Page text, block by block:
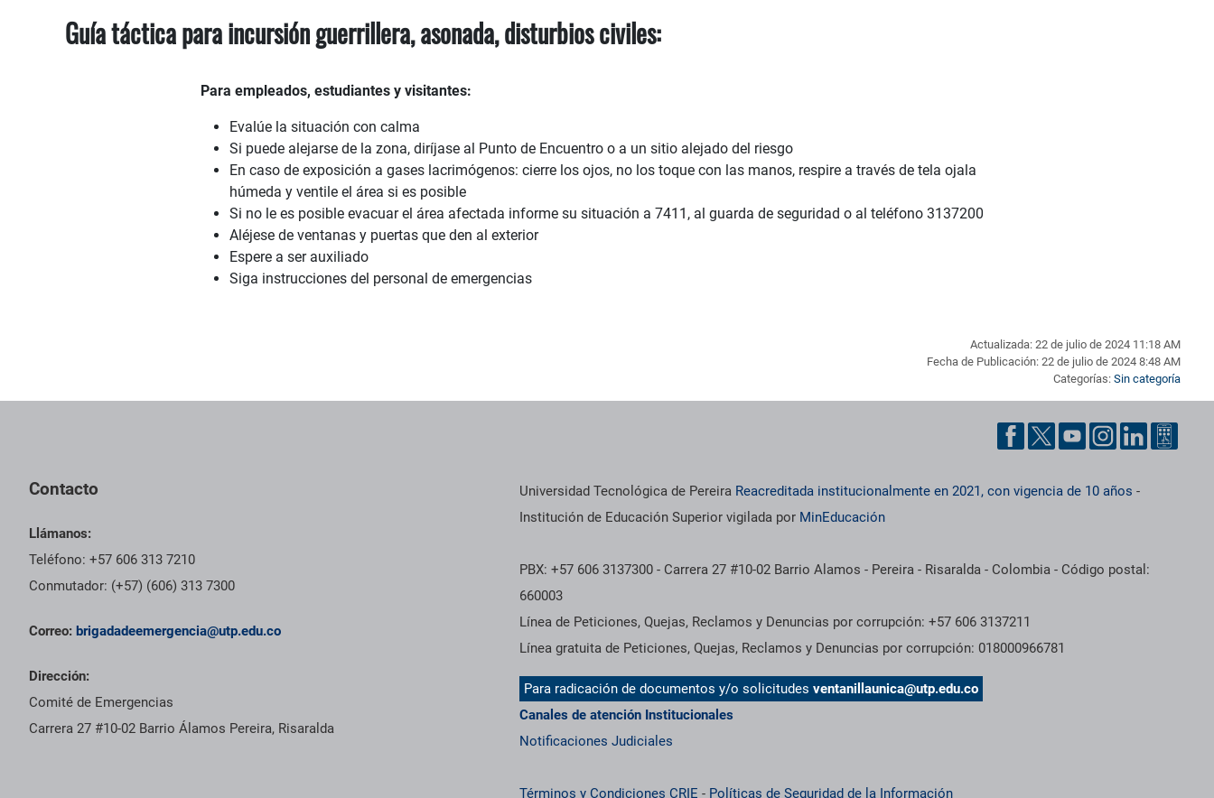
Guía táctica para incursión guerrillera, asonada, disturbios civiles:
Para empleados, estudiantes y visitantes:
Evalúe la situación con calma
Si puede alejarse de la zona, diríjase al Punto de Encuentro o a un sitio alejado del riesgo
En caso de exposición a gases lacrimógenos: cierre los ojos, no los toque con las manos, respire a través de tela ojala
húmeda y ventile el área si es posible
Si no le es posible evacuar el área afectada informe su situación a 7411, al guarda de seguridad o al teléfono 3137200
Aléjese de ventanas y puertas que den al exterior
Espere a ser auxiliado
Siga instrucciones del personal de emergencias
Actualizada: 22 de julio de 2024 11:18 AM
Fecha de Publicación: 22 de julio de 2024 8:48 AM
Categorías: Sin categoría
Contacto
Llámanos:
Teléfono: +57 606 313 7210
Conmutador: (+57) (606) 313 7300
Correo: brigadadeemergencia@utp.edu.co
Dirección:
Comité de Emergencias
Carrera 27 #10-02 Barrio Álamos Pereira, Risaralda
Información institucional
Universidad Tecnológica de Pereira Reacreditada institucionalmente en 2021, con vigencia de 10 años -
Institución de Educación Superior vigilada por MinEducación
PBX: +57 606 3137300 - Carrera 27 #10-02 Barrio Alamos - Pereira - Risaralda - Colombia - Código postal:
660003
Línea de Peticiones, Quejas, Reclamos y Denuncias por corrupción: +57 606 3137211
Línea gratuita de Peticiones, Quejas, Reclamos y Denuncias por corrupción: 018000966781
Para radicación de documentos y/o solicitudesventanillaunica@utp.edu.co
Canales de atención Institucionales
Notificaciones Judiciales
Términos y Condiciones CRIE - Políticas de Seguridad de la Información